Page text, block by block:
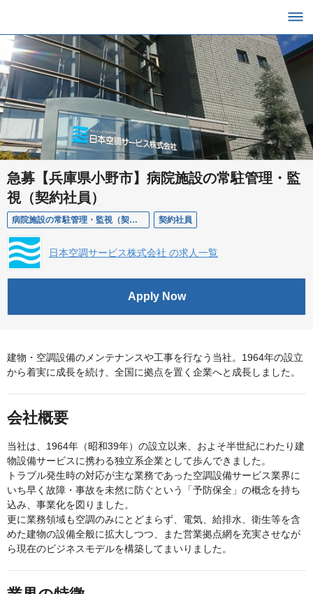
急募【兵庫県小野市】病院施設の常駐管理・監
視（契約社員）
病院施設の常駐管理・監視（契約社員） 契約社員
日本空調サービス株式会社 の求人一覧
Apply Now
建物・空調設備のメンテナンスや工事を行なう当社。1964年の設立
から着実に成長を続け、全国に拠点を置く企業へと成長しました。
会社概要
当社は、1964年（昭和39年）の設立以来、およそ半世紀にわたり建
物設備サービスに携わる独立系企業として歩んできました。
トラブル発生時の対応が主な業務であった空調設備サービス業界に
いち早く故障・事故を未然に防ぐという「予防保全」の概念を持ち
込み、事業化を図りました。
更に業務領域も空調のみにとどまらず、電気、給排水、衛生等を含
めた建物の設備全般に拡大しつつ、また営業拠点網を充実させなが
ら現在のビジネスモデルを構築してまいりました。